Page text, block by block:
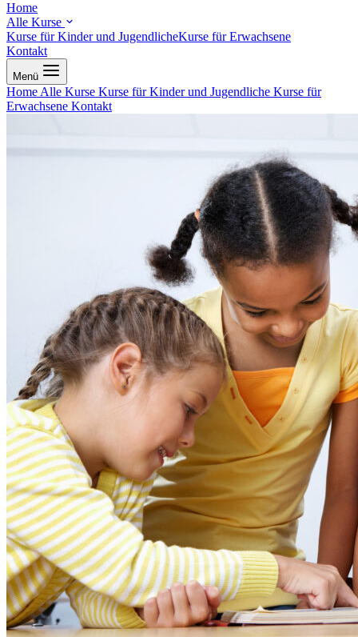
Home
Alle Kurse
Kurse für Kinder und JugendlicheKurse für Erwachsene
Kontakt
Menü
Home Alle Kurse Kurse für Kinder und Jugendliche Kurse für
Erwachsene Kontakt